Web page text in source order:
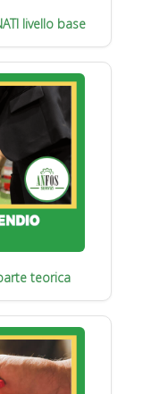
livello base
teorica